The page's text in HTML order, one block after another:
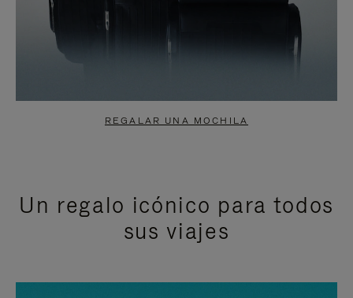
REGALAR UNA MOCHILA
Un regalo icónico para todos
sus viajes